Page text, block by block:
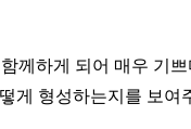
하게 되어 매우 기쁘
게 형성하는지를 보여